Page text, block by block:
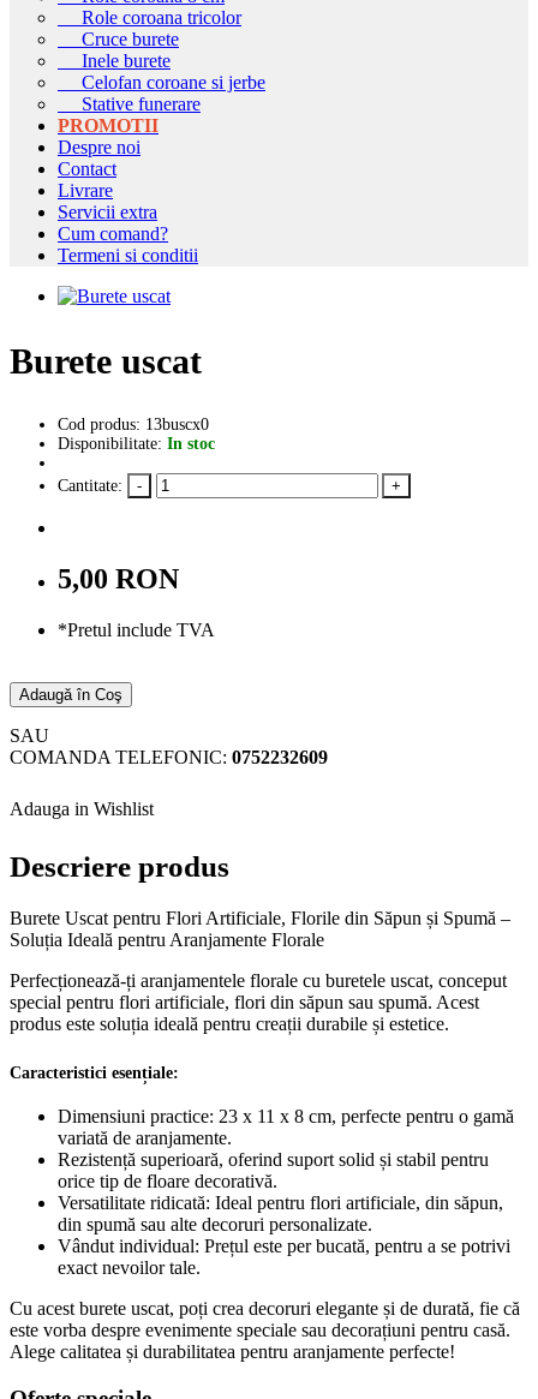
Role coroana tricolor
Cruce burete
Inele burete
Celofan coroane si jerbe
Stative funerare
PROMOTII
Despre noi
Contact
Livrare
Servicii extra
Cum comand?
Termeni si conditii
Burete uscat
Cod produs: 13buscx0
Disponibilitate: In stoc
Cantitate:
5,00 RON
*Pretul include TVA
Adaugă în Coş
SAU
COMANDA TELEFONIC: 0752232609
Adauga in Wishlist
Descriere produs
Burete Uscat pentru Flori Artificiale, Florile din Săpun și Spumă –
Soluția Ideală pentru Aranjamente Florale
Perfecționează-ți aranjamentele florale cu buretele uscat, conceput
special pentru flori artificiale, flori din săpun sau spumă. Acest
produs este soluția ideală pentru creații durabile și estetice.
Caracteristici esențiale:
Dimensiuni practice: 23 x 11 x 8 cm, perfecte pentru o gamă
variată de aranjamente.
Rezistență superioară, oferind suport solid și stabil pentru
orice tip de floare decorativă.
Versatilitate ridicată: Ideal pentru flori artificiale, din săpun,
din spumă sau alte decoruri personalizate.
Vândut individual: Prețul este per bucată, pentru a se potrivi
exact nevoilor tale.
Cu acest burete uscat, poți crea decoruri elegante și de durată, fie că
este vorba despre evenimente speciale sau decorațiuni pentru casă.
Alege calitatea și durabilitatea pentru aranjamente perfecte!